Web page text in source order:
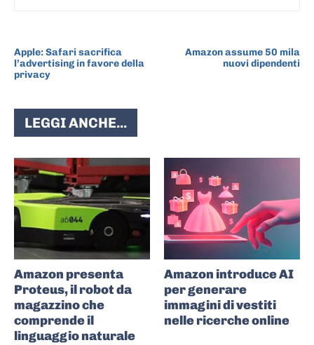
Apple: Safari sacrifica
l’advertising in favore della
privacy
Amazon assume 50 mila
nuovi dipendenti
LEGGI ANCHE...
Amazon presenta
Proteus, il robot da
magazzino che
comprende il
linguaggio naturale
Amazon introduce AI
per generare
immagini di vestiti
nelle ricerche online